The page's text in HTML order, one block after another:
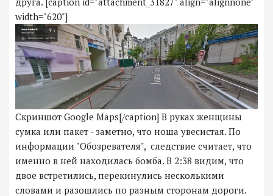
width="620"]
Скриншот Google Maps[/caption] В руках женщины
сумка или пакет - заметно, что ноша увесистая. По
информации "Обозревателя", следствие считает, что
именно в ней находилась бомба. В 2:38 видим, что
двое встретились, перекинулись несколькими
словами и разошлись по разным сторонам дороги.